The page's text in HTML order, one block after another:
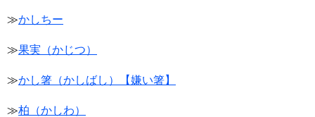
≫かしちー
≫果実（かじつ）
≫かし箸（かしばし）【嫌い箸】
≫柏（かしわ）